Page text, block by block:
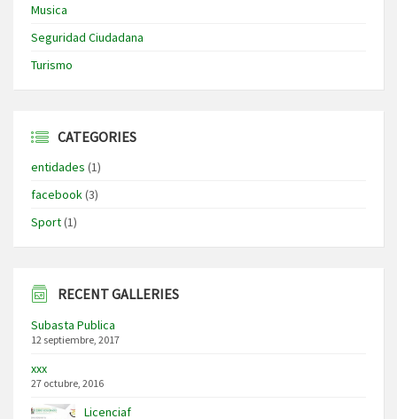
Musica
Seguridad Ciudadana
Turismo
CATEGORIES
entidades (1)
facebook (3)
Sport(1)
RECENT GALLERIES
Subasta Publica
12 septiembre, 2017
xxx
27 octubre, 2016
Licenciaf